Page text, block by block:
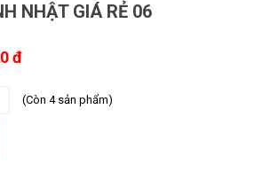
NHẬT GIÁ RẺ 06
đ
(Còn 4 sản phẩm)